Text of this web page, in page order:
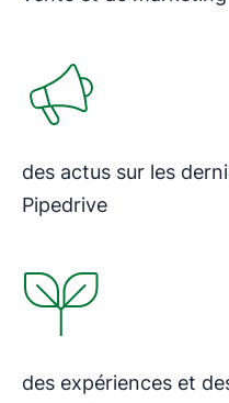
des actus sur les
Pipedrive
des expériences et